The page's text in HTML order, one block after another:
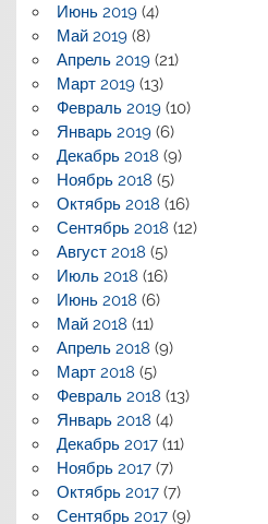
Июнь 2019(4)
Май 2019(8)
Апрель 2019(21)
Март 2019(13)
Февраль 2019(10)
Январь 2019(6)
Декабрь 2018 (9)
Ноябрь 2018 (5)
Октябрь 2018 (16)
Сентябрь 2018 (12)
Август 2018 (5)
Июль 2018 (16)
Июнь 2018 (6)
Май 2018 (11)
Апрель 2018 (9)
Март 2018 (5)
Февраль 2018 (13)
Январь 2018 (4)
Декабрь 2017(11)
Ноябрь 2017(7)
Октябрь 2017(7)
Сентябрь 2017(9)